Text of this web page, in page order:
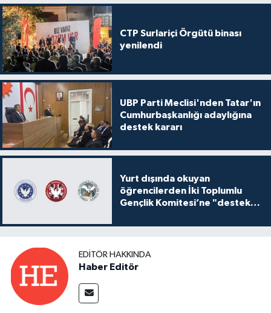
CTP Surlariçi Örgütü binası
yenilendi
UBP Parti Meclisi'nden Tatar'ın
Cumhurbaşkanlığı adaylığına
destek kararı
Yurt dışında okuyan
öğrencilerden İki Toplumlu
Gençlik Komitesi’ne "destek
EDITÖR HAKKINDA
Haber Editör